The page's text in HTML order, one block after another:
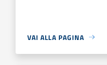
VAI ALLA PAGINA